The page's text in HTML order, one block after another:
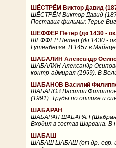
ШЁСТРЁМ Виктор Давид
ШЁСТРЁМ Виктор Давид
Поставил фильмы: Терье
ШЁФФЕР Петер (до 1430 -
ШЁФФЕР Петер (до 1430 -
Гутенберга. В 1457 в
ШАБАЛИН Александр
ШАБАЛИН Александр
контр-адмирал (1969). В
ШАБАНОВ Василий
ШАБАНОВ Василий
(1991). Труды по оптике и
ШАБАРАН
ШАБАРАН ШАБАРАН (Шабран),
Входил в состав Ширвана. В
ШАБАШ
ШАБАШ ШАБАШ (от др.-евр.